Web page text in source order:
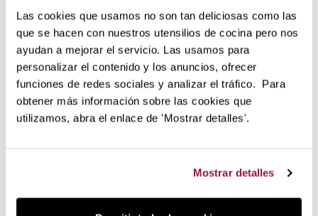
Las cookies que usamos no son tan deliciosas como las
que se hacen con nuestros utensilios de cocina pero nos
ayudan a mejorar el servicio. Las usamos para
personalizar el contenido y los anuncios, ofrecer
funciones de redes sociales y analizar el tráfico. Para
obtener más información sobre las cookies que
utilizamos, abra el enlace de 'Mostrar detalles'.
Mostrar detalles
Preguntas frecuentes sobre freidoras de
aire
¿Qué freidora de aire necesito? Guía rápida por
situación
+
+